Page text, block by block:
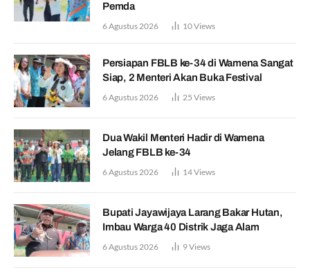
Pemda
6 Agustus 2026 10Views
Persiapan FBLB ke-34 di Wamena Sangat
Siap, 2 Menteri Akan Buka Festival
6 Agustus 2026 25 Views
Dua Wakil Menteri Hadir di Wamena
Jelang FBLB ke-34
6 Agustus 2026 14Views
Bupati Jayawijaya Larang Bakar Hutan,
Imbau Warga 40 Distrik Jaga Alam
6 Agustus 2026 9Views